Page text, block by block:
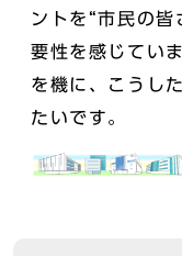
ントを“市民の
要性を感じてい
を機に、こうし
たいです。